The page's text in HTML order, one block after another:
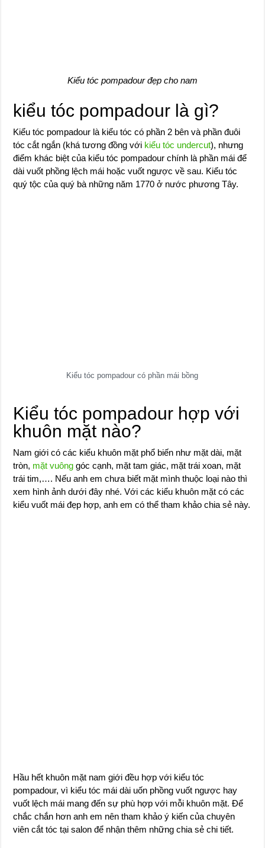
Kiểu tóc pompadour đẹp cho nam
kiểu tóc pompadour là gì?
Kiểu tóc pompadour là kiểu tóc có phần 2 bên và phần đuôi
tóc cắt ngắn (khá tương đồng với kiểu tóc undercut), nhưng
điểm khác biệt của kiểu tóc pompadour chính là phần mái để
dài vuốt phồng lệch mái hoặc vuốt ngược về sau. Kiểu tóc
quý tộc của quý bà những năm 1770 ở nước phương Tây.
Kiểu tóc pompadour có phần mái bồng
Kiểu tóc pompadour hợp với
khuôn mặt nào?
Nam giới có các kiểu khuôn mặt phổ biến như mặt dài, mặt
tròn, mặt vuông góc cạnh, mặt tam giác, mặt trái xoan, mặt
trái tim,…. Nếu anh em chưa biết mặt mình thuộc loại nào thì
xem hình ảnh dưới đây nhé. Với các kiểu khuôn mặt có các
kiểu vuốt mái đẹp hợp, anh em có thể tham khảo chia sẻ này.
Hầu hết khuôn mặt nam giới đều hợp với kiểu tóc
pompadour, vì kiểu tóc mái dài uốn phồng vuốt ngược hay
vuốt lệch mái mang đến sự phù hợp với mỗi khuôn mặt. Để
chắc chắn hơn anh em nên tham khảo ý kiến của chuyên
viên cắt tóc tại salon để nhận thêm những chia sẻ chi tiết.